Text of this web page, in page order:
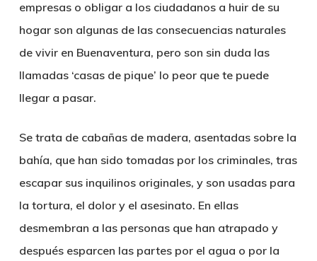
empresas o obligar a los ciudadanos a huir de su
hogarson algunas de las consecuencias naturales
de vivir en Buenaventura, pero son sin duda las
llamadas ‘casas de pique’ lo peor que te puede
llegar a pasar.
Se trata de cabañas de madera, asentadas sobre la
bahía, que han sido tomadas por los criminales, tras
escapar sus inquilinos originales, y son usadas para
la tortura, el dolor y el asesinato. En ellas
desmembran a las personas que han atrapado y
después esparcen las partes por el agua o por la